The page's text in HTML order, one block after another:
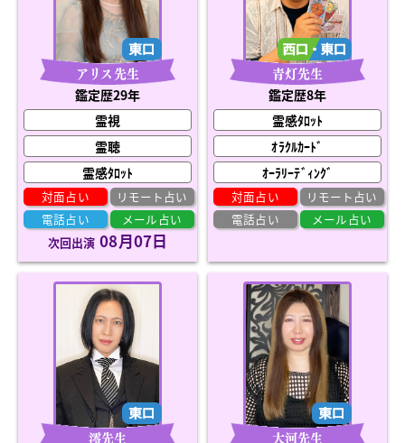
アリス先生
鑑定歴29年
霊視
霊聴
霊感ﾀﾛｯﾄ
対面占い
リモート占い
電話占い
メール占い
次回出演 08月07日
青灯先生
鑑定歴8年
霊感ﾀﾛｯﾄ
ｵﾗｸﾙｶｰﾄﾞ
ｵｰﾗﾘｰﾃﾞｨﾝｸﾞ
対面占い
リモート占い
電話占い
メール占い
澪先生 大河先生